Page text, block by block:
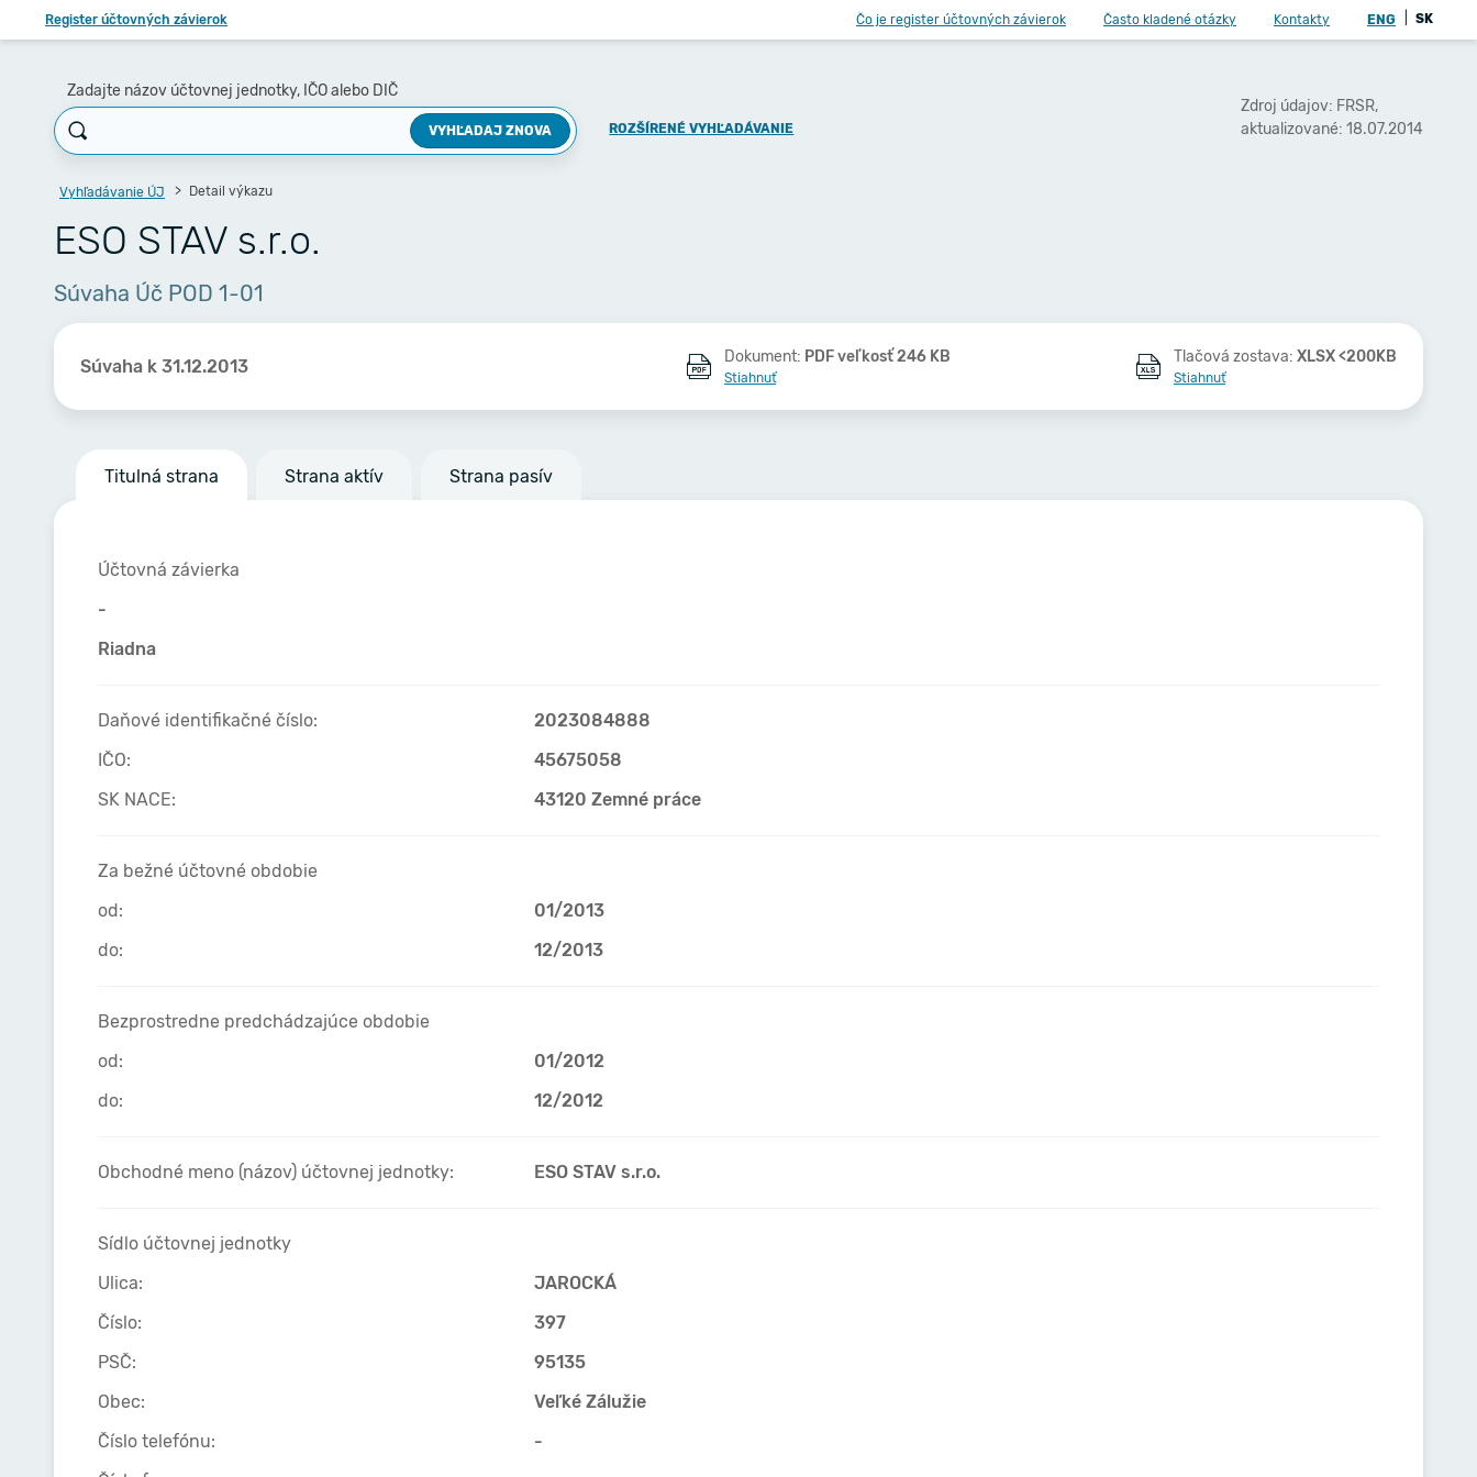
Register účtovných závierok Čo je register účtovných závierok Často kladené otázky Kontakty ENG SK
Zadajte názov účtovnej jednotky, IČO alebo DIČ
VYHĽADAJ ZNOVA ROZŠÍRENÉ VYHĽADÁVANIE
Zdroj údajov: FRSR,
aktualizované: 18.07.2014
Vyhľadávanie ÚJ Detail výkazu
ESO STAV s.r.o.
Súvaha Úč POD 1-01
Súvaha k 31.12.2013 Dokument: PDF veľkosť 246 KB
Stiahnuť
Tlačová zostava: XLSX <200KB
Stiahnuť
Titulná strana Strana aktív Strana pasív
Účtovná závierka
-
Riadna
Daňové identifikačné číslo:
2023084888
IČO:
45675058
SK NACE:
43120 Zemné práce
Za bežné účtovné obdobie
od:
01/2013
do:
12/2013
Bezprostredne predchádzajúce obdobie
od:
01/2012
do:
12/2012
Obchodné meno (názov) účtovnej jednotky: ESO STAV s.r.o.
Sídlo účtovnej jednotky
Ulica:
JAROCKÁ
Číslo:
397
PSČ:
95135
Obec:
Veľké Zálužie
Číslo telefónu:
-